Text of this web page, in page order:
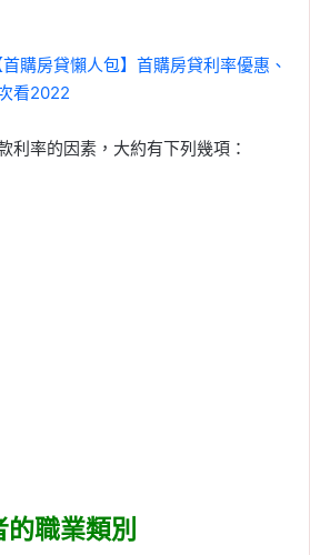
首購房貸懶人包】首購房貸利率優惠、
看2022
利率的因素，大約有下列幾項：
的職業類別